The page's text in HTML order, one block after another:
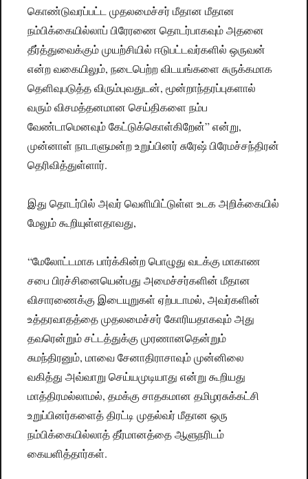
கொண்டுவரப்பட்ட முதலமைச்சர் மீதான மீதான
நம்பிக்கையில்லாப் பிரேரணை தொடர்பாகவும் அதனை
தீர்த்துவைக்கும் முயற்சியில் ஈடுபட்டவர்களில் ஒருவன்
என்ற வகையிலும், நடைபெற்ற விடயங்களை சுருக்கமாக
தெளிவுபடுத்த விரும்புவதுடன், மூன்றாந்தரப்புகளால்
வரும் விசமத்தனமான செய்திகளை நம்ப
வேண்டாமெனவும் கேட்டுக்கொள்கிறேன்” என்று,
முன்னாள் நாடாளுமன்ற உறுப்பினர் சுரேஷ் பிரேமச்சந்திரன்
தெரிவித்துள்ளார்.
இது தொடர்பில் அவர் வெளியிட்டுள்ள உடக அறிக்கையில்
மேலும் கூறியுள்ளதாவது,
“மேலோட்டமாக பார்க்கின்ற பொழுது வடக்கு மாகாண
சபை பிரச்சினையென்பது அமைச்சர்களின் மீதான
விசாரணைக்கு இடையுறுகள் ஏற்படாமல், அவர்களின்
உத்தரவாதத்தை முதலமைச்சர் கோரியதாகவும் அது
தவரென்றும் சட்டத்துக்கு முரணானதென்றும்
சுமந்திரனும், மாவை சேனாதிராசாவும் முன்னிலை
வகித்து அவ்வாறு செய்யமுடியாது என்று கூறியது
மாத்திரமல்லாமல், தமக்கு சாதகமான தமிழரசுக்கட்சி
உறுப்பினர்களைத் திரட்டி முதல்வர் மீதான ஒரு
நம்பிக்கையில்லாத் தீர்மானத்தை ஆளுநரிடம்
கையளித்தார்கள்.